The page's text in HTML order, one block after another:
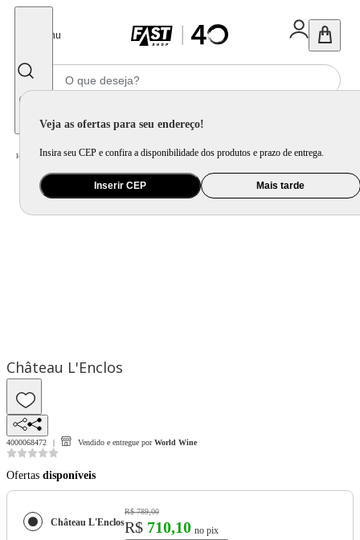
Menu
Veja as ofertas para seu endereço!
Insira seu CEP e confira a disponibilidade dos produtos e prazo de entrega.
Inserir CEP Mais tarde
Home Mercado / Bebida Vinho
Château L'Enclos
4000068472 Vendido e entregue por World Wine
Ofertas disponíveis
Château L'Enclos
R$ 789,00
R$ 710,10 no pix